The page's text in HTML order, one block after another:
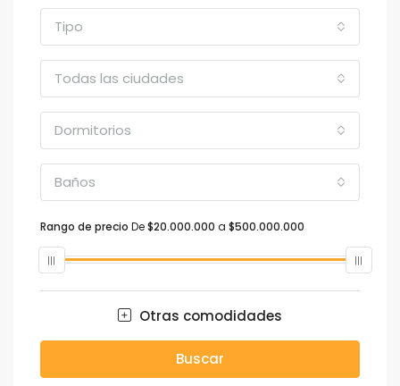
Tipo
Todas las ciudades
Dormitorios
Baños
Rango de precio De$20.000.000 a $500.000.000
Otras comodidades
Buscar